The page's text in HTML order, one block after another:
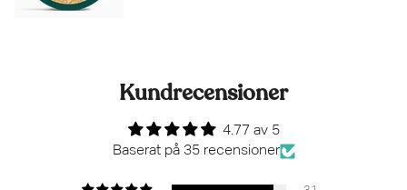
Kundrecensioner
4.77 av 5
Baserat på 35 recensioner